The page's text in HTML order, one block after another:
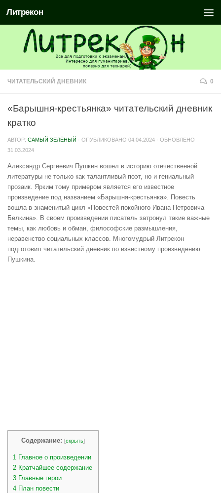
Литрекон
ЧИТАТЕЛЬСКИЙ ДНЕВНИК 0
«Барышня-крестьянка» читательский дневник
кратко
АВТОР: САМЫЙ ЗЕЛЁНЫЙ · ОПУБЛИКОВАНО 04.04.2024 · ОБНОВЛЕНО
31.03.2024
Александр Сергеевич Пушкин вошел в историю отечественной
литературы не только как талантливый поэт, но и гениальный
прозаик. Ярким тому примером является его известное
произведение под названием «Барышня-крестьянка». Повесть
вошла в знаменитый цикл «Повестей покойного Ивана Петровича
Белкина». В своем произведении писатель затронул такие важные
темы, как любовь и обман, философские размышления,
неравенство социальных классов. Многомудрый Литрекон
подготовил читательский дневник по известному произведению
Пушкина.
Содержание: [скрыть]
1
Главное о произведении
2 Кратчайшее содержание
3 Главные герои
4 План повести